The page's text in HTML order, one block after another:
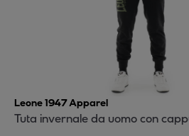
Leone 1947 Apparel
Tuta invernale da uomo con